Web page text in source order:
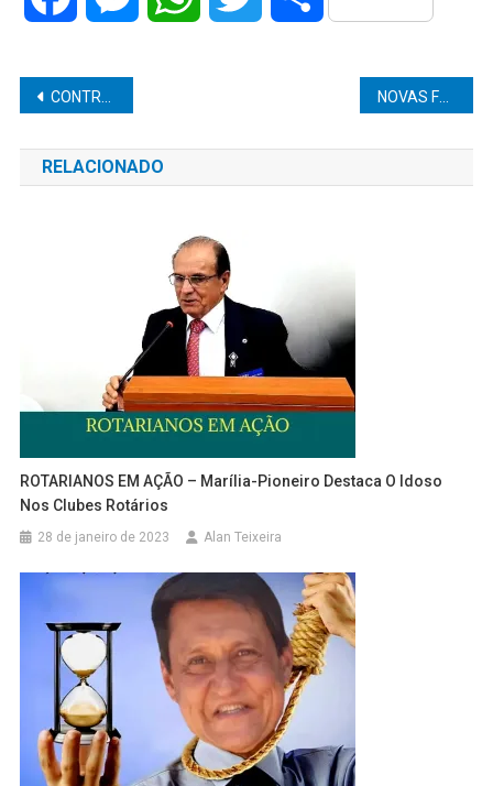
Navegação
de
Post
CONTRABANDO DE CIGARROS É APREENDIDO EM CARGA DE CAMINHÃO EM BAURU NOVAS FLEXIBILIZAÇÕES DA QUARENTENA PELO GOVERNO DE SÃO PAULO
RELACIONADO
ROTARIANOS EM AÇÃO – Marília-Pioneiro Destaca O Idoso
Nos Clubes Rotários
28 de janeiro de 2023 Alan Teixeira